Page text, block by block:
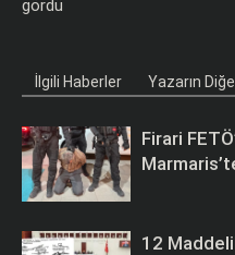
gördü
İlgili Haberler Yazarın
Firari
12